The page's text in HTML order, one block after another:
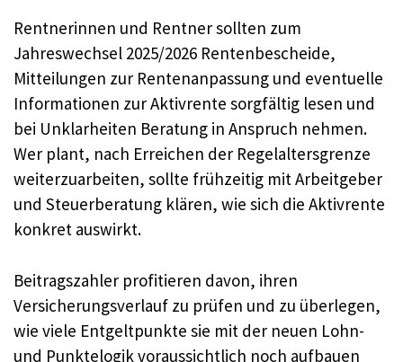
Rentnerinnen und Rentner sollten zum
Jahreswechsel 2025/2026 Rentenbescheide,
Mitteilungen zur Rentenanpassung und eventuelle
Informationen zur Aktivrente sorgfältig lesen und
bei Unklarheiten Beratung in Anspruch nehmen.
Wer plant, nach Erreichen der Regelaltersgrenze
weiterzuarbeiten, sollte frühzeitig mit Arbeitgeber
und Steuerberatung klären, wie sich die Aktivrente
konkret auswirkt.
Beitragszahler profitieren davon, ihren
Versicherungsverlauf zu prüfen und zu überlegen,
wie viele Entgeltpunkte sie mit der neuen Lohn-
und Punktelogik voraussichtlich noch aufbauen